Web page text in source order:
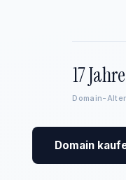
17 Jahre
Domain-Alter
Domain